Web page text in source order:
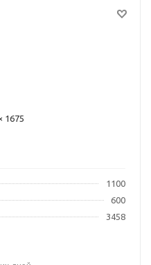
1675
1100
600
3458